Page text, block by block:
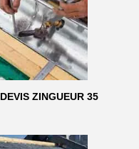
DEVIS ZINGUEUR 35